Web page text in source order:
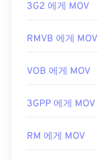
3G2 에게 MOV
RMVB 에게 MOV
VOB 에게 MOV
3GPP 에게 MOV
RM 에게 MOV